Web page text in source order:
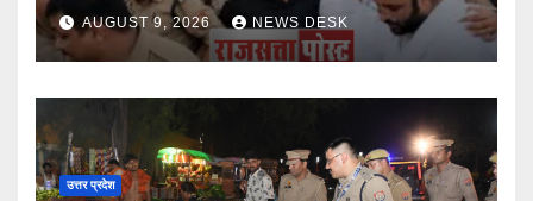
AUGUST 9, 2026 NEWS DESK
उत्तर प्रदेश